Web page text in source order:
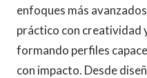
enfoques más
práctico con creatividad
formando perfiles
con impacto. Desde